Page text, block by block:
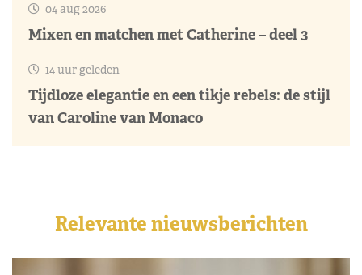
04 aug 2026
Mixen en matchen met Catherine – deel 3
14 uur geleden
Tijdloze elegantie en een tikje rebels: de stijl
van Caroline van Monaco
Relevante nieuwsberichten